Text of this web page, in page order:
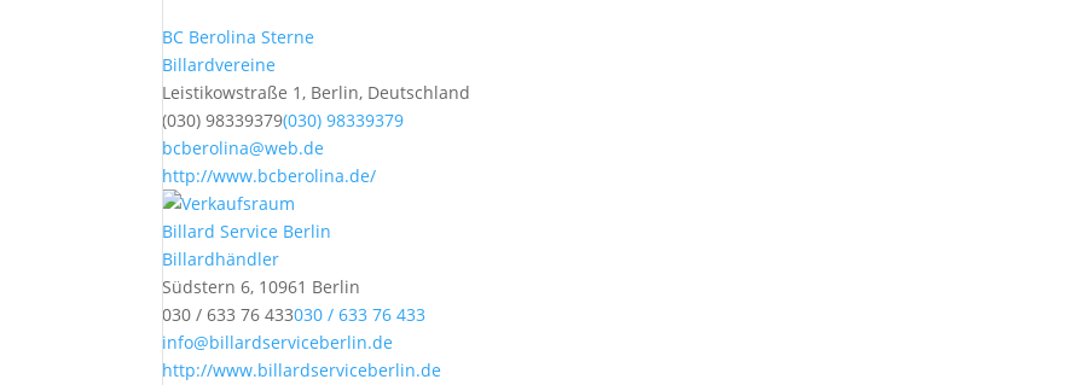
BC Berolina Sterne
Billardvereine
Leistikowstraße 1, Berlin, Deutschland
(030) 98339379(030) 98339379
bcberolina@web.de
http://www.bcberolina.de/
Billard Service Berlin
Billardhändler
Südstern 6, 10961 Berlin
030 / 633 76 433030 / 633 76 433
info@billardserviceberlin.de
http://www.billardserviceberlin.de